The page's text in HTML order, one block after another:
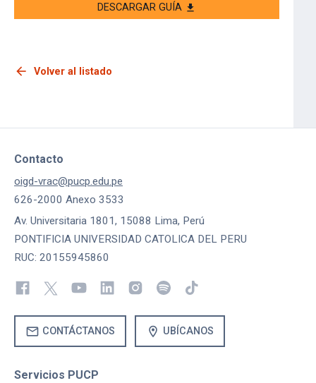
DESCARGAR GUÍA download
arrow_back Volver al listado
Contacto
oigd-vrac@pucp.edu.pe
626-2000 Anexo 3533
Av. Universitaria 1801, 15088 Lima, Perú
PONTIFICIA UNIVERSIDAD CATOLICA DEL PERU
RUC: 20155945860
mail CONTÁCTANOS location_on UBÍCANOS
Servicios PUCP